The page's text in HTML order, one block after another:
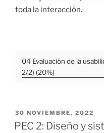
toda la interacción.
04 Evaluación de la
2/2) (20%)
PUBLICADO
EL
30 NOVIEMBRE, 2022
PEC 2: Diseño y